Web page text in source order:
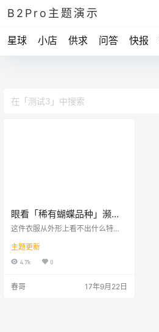
B2Pro主题演示
星球 小店 供求 问答 快报
眼看「稀有蝴蝶品种」濒临
灭绝，生物学家果断让它们
这件衣服从外形上看不出什么特
上衣。所谓智能的部分在左袖口，
李维斯用了可导电且防水的特殊织
主题更新
4.7k 0
春哥 17年9月22日